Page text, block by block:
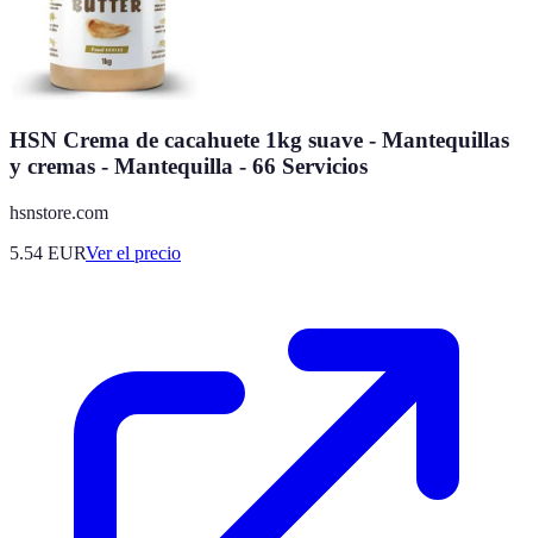
HSN Crema de cacahuete 1kg suave - Mantequillas
y cremas - Mantequilla - 66 Servicios
hsnstore.com
5.54 EURVer el precio